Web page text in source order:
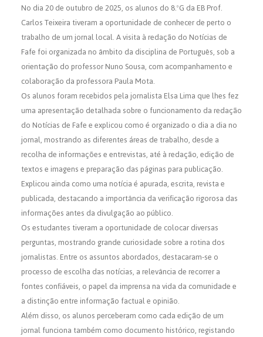
No dia 20 de outubro de 2025, os alunos do 8.ºG da EB Prof.
Carlos Teixeira tiveram a oportunidade de conhecer de perto o
trabalho de um jornal local. A visita à redação do Notícias de
Fafe foi organizada no âmbito da disciplina de Português, sob a
orientação do professor Nuno Sousa, com acompanhamento e
colaboração da professora Paula Mota.
Os alunos foram recebidos pela jornalista Elsa Lima que lhes fez
uma apresentação detalhada sobre o funcionamento da redação
do Notícias de Fafe e explicou como é organizado o dia a dia no
jornal, mostrando as diferentes áreas de trabalho, desde a
recolha de informações e entrevistas, até à redação, edição de
textos e imagens e preparação das páginas para publicação.
Explicou ainda como uma notícia é apurada, escrita, revista e
publicada, destacando a importância da verificação rigorosa das
informações antes da divulgação ao público.
Os estudantes tiveram a oportunidade de colocar diversas
perguntas, mostrando grande curiosidade sobre a rotina dos
jornalistas. Entre os assuntos abordados, destacaram-se o
processo de escolha das notícias, a relevância de recorrer a
fontes confiáveis, o papel da imprensa na vida da comunidade e
a distinção entre informação factual e opinião.
Além disso, os alunos perceberam como cada edição de um
jornal funciona também como documento histórico, registando